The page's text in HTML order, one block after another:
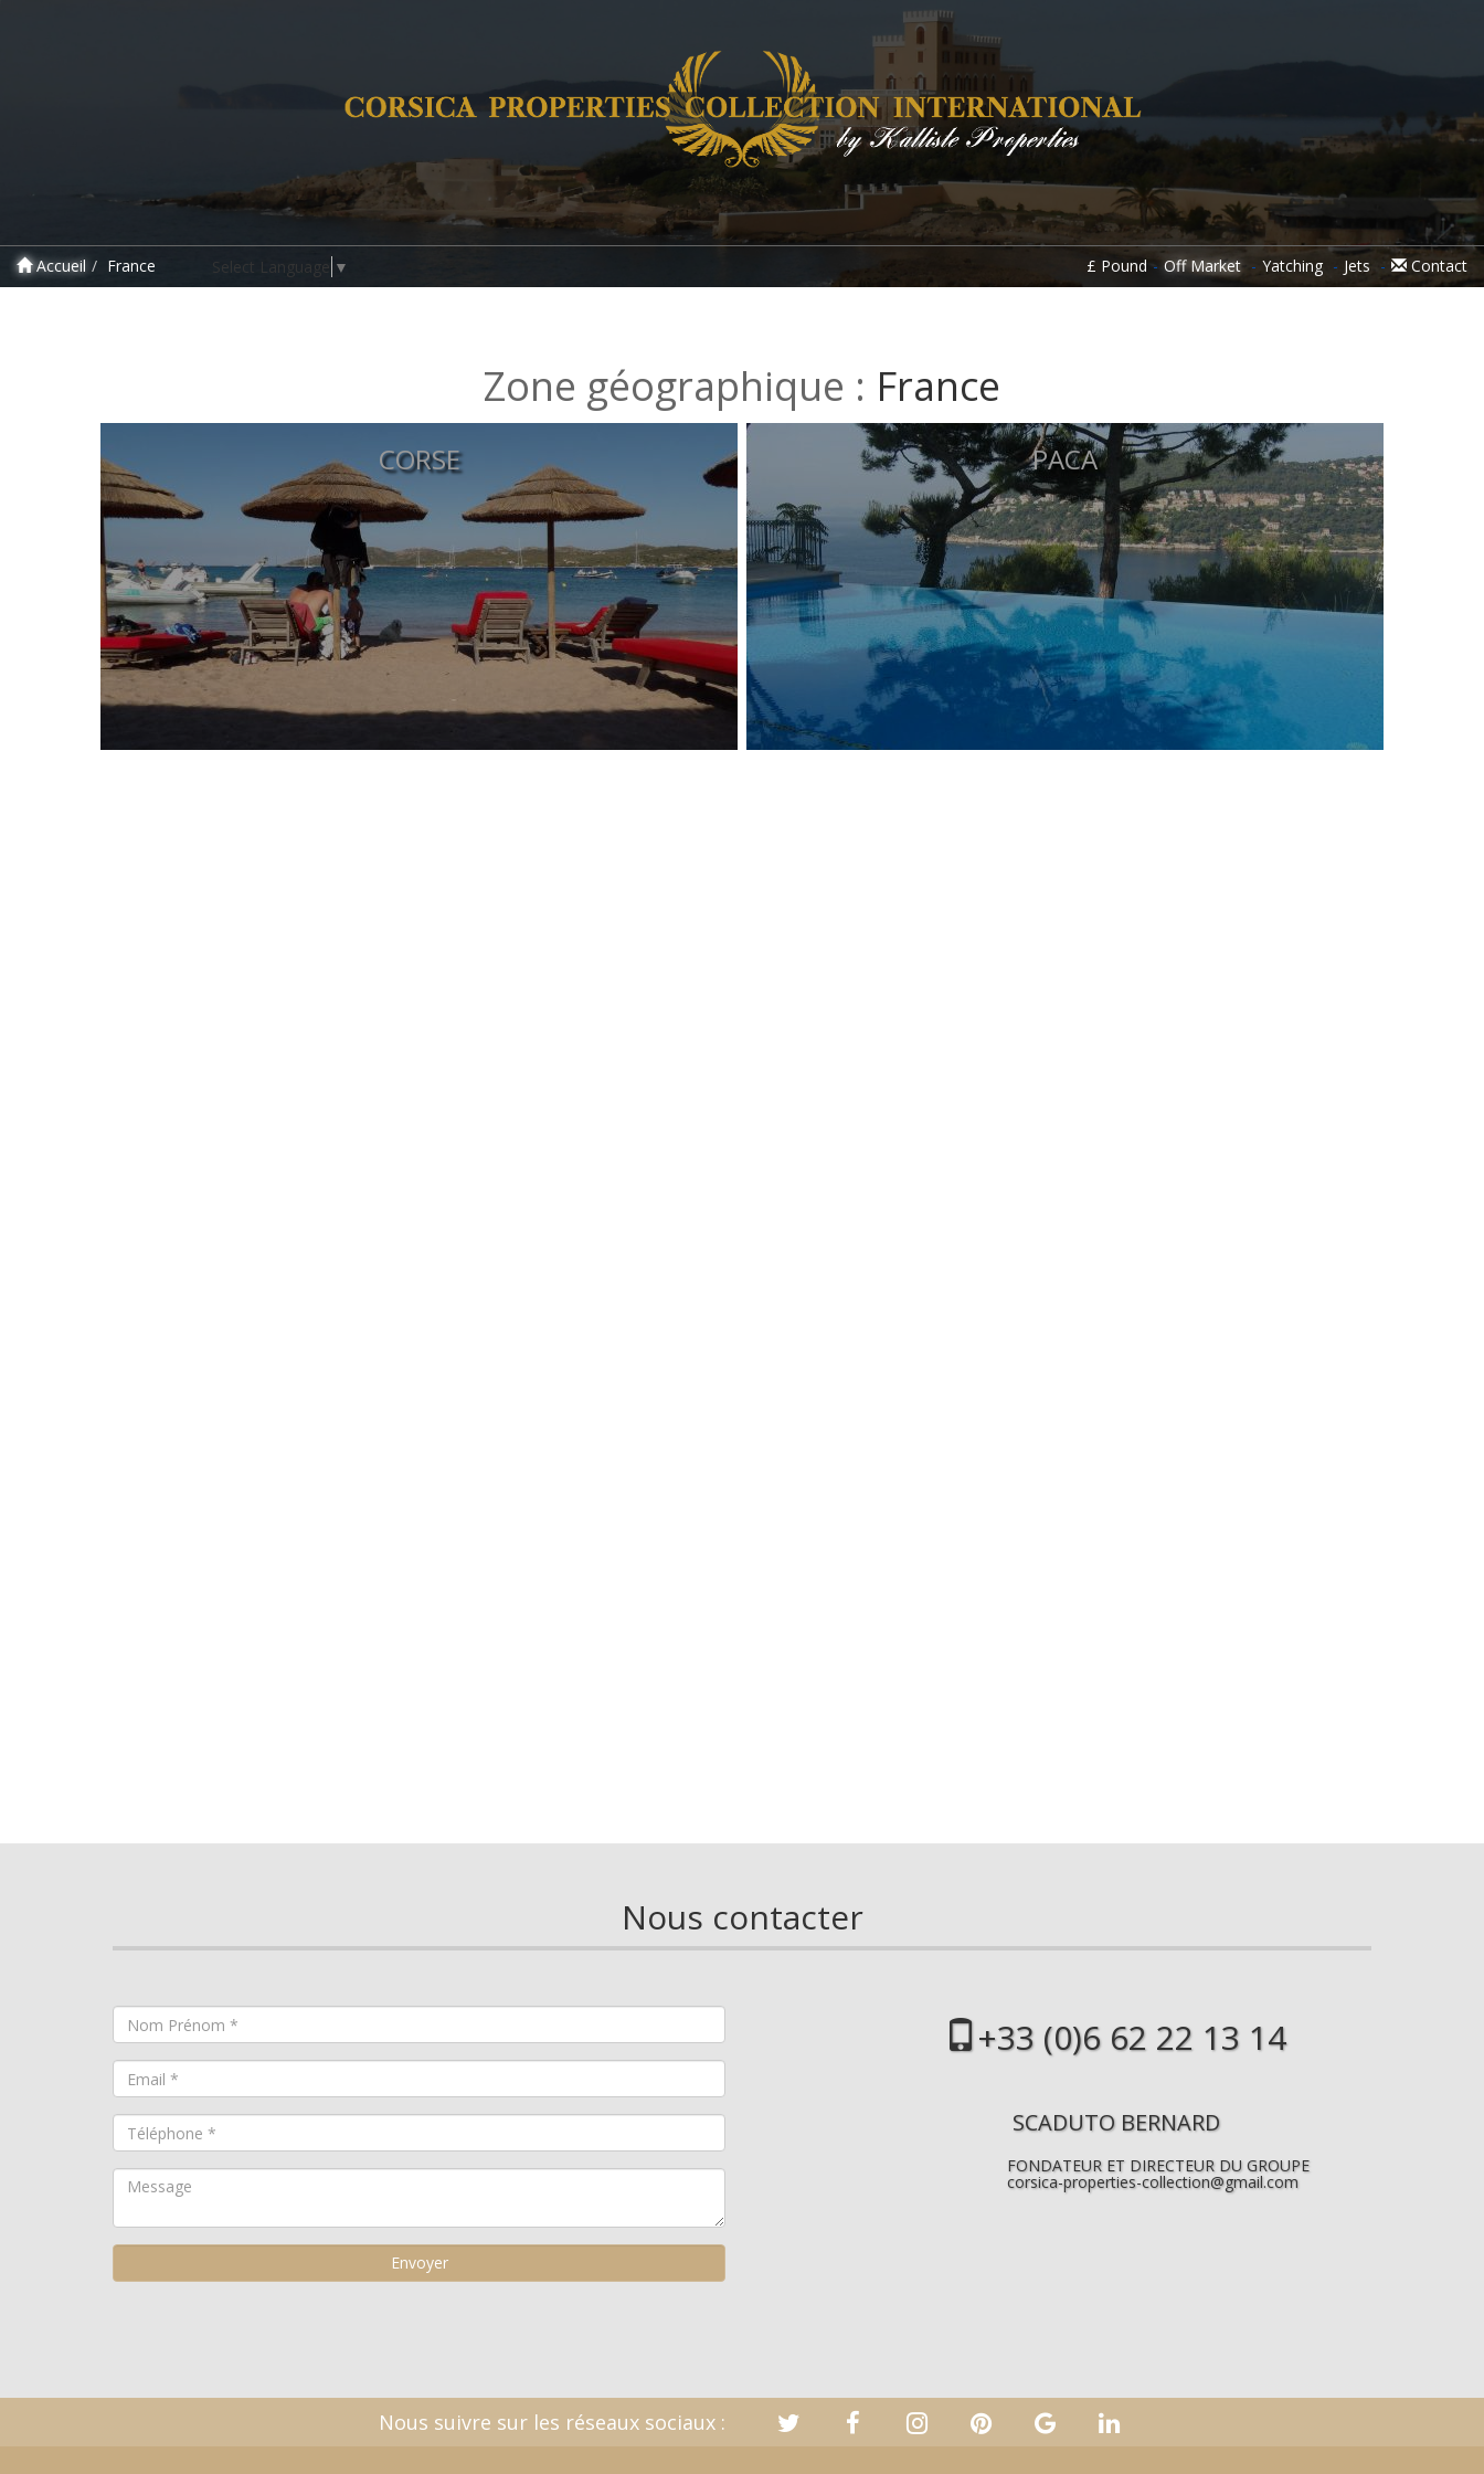
Accueil France Select Language ▼ £ Pound Off Market Yatching Jets Contact
Zone géographique : France
CORSE PACA
Nous contacter
+33 (0)6 62 22 13 14
SCADUTO BERNARD
FONDATEUR ET DIRECTEUR DU GROUPE
corsica-properties-collection@gmail.com
Nous suivre sur les réseaux sociaux :